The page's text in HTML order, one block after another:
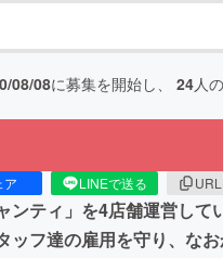
08/08に募集を開始し、 24人
ア LINEで送る
ンティ」を4店舗運営し
ッフ達の雇用を守り、な